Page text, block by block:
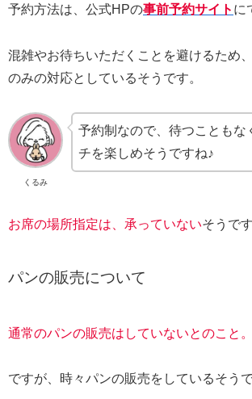
予約方法は、公式HPの事前予約サイト に
混雑やお待ちいただくことを避けるため
のみの対応としているそうです。
くるみ
予約制なので、待つこともな
チを楽しめそうですね♪
お席の場所指定は、承っていないそうです
パンの販売について
通常のパンの販売はしていないとのこと。
ですが、時々パンの販売をしているそうで